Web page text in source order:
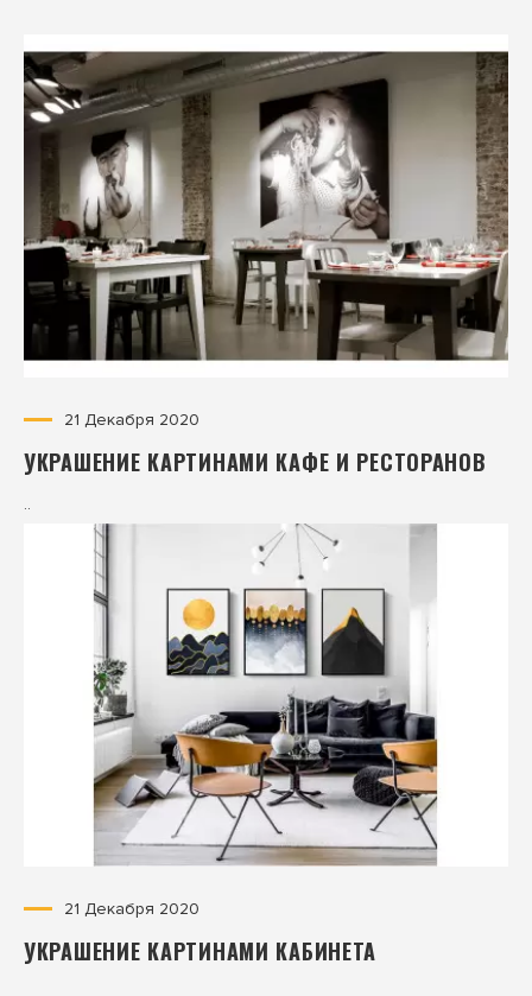
21 Декабря 2020
УКРАШЕНИЕ КАРТИНАМИ КАФЕ И РЕСТОРАНОВ
..
21 Декабря 2020
УКРАШЕНИЕ КАРТИНАМИ КАБИНЕТА